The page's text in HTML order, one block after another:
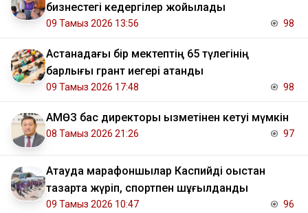
бизнестегі кедергілер жойылады
09 Тамыз 2026 13:56 98
Астанадағы бір мектептің 65 түлегінің
барлығы грант иегері атанды
09 Тамыз 2026 17:48 98
АМӨЗ бас директоры қызметінен кетуі мүмкін
08 Тамыз 2026 21:26 97
Ақтауда марафоншылар Каспийді қоқыстан
тазарта жүріп, спортпен шұғылданды
09 Тамыз 2026 10:47 96